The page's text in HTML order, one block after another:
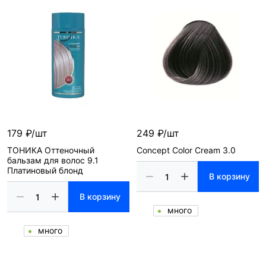
179 ₽/шт
ТОНИКА Оттеночный
бальзам для волос 9.1
Платиновый блонд
В корзину
много
249 ₽/шт
Concept Color Cream 3.0
В корзину
много